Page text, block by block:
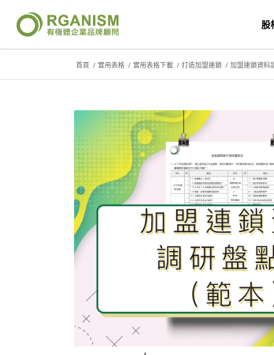
股
首頁 / 實用表格 / 實用表格下載 / 打造加盟連鎖 / 加盟連鎖資料